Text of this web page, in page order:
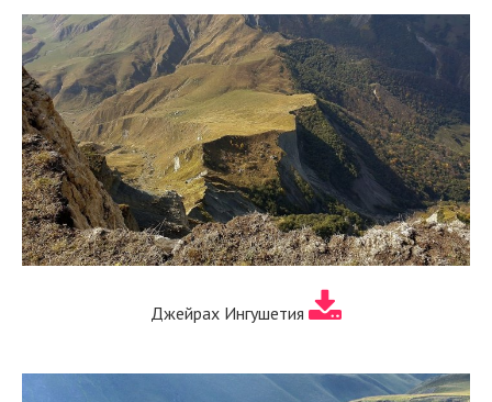
Джейрах Ингушетия